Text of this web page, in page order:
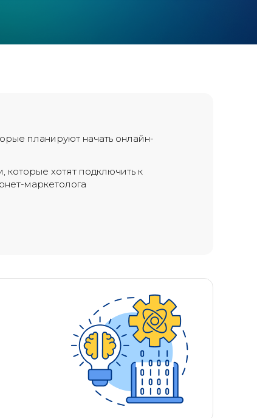
планируют начать онлайн-
хотят подключить к
маркетолога